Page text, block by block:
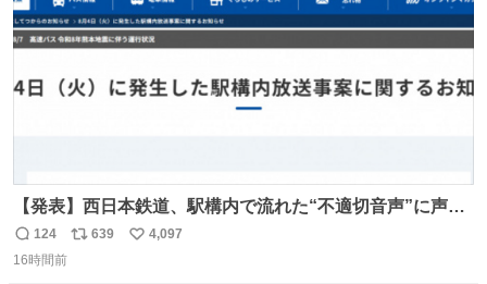
【発表】西日本鉄道、駅構内で流れた“不適切音声”に声明
「被害届も検討」 news.livedoor.com/article/detail… 4日
に西鉄福岡（天神）駅および薬院駅で発生した駅構内放送
返
信
124
リ
639
い
4,097
16時間前